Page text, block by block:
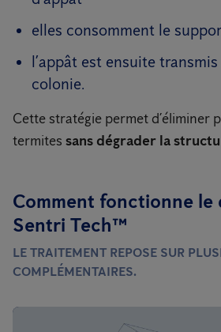
elles consomment le
l’appât est ensuite
colonie.
Cette stratégie permet d’éliminer
termites sans dégrader la
Comment fonctionne
Sentri Tech™
LE TRAITEMENT REPOSE SUR
COMPLÉMENTAIRES.